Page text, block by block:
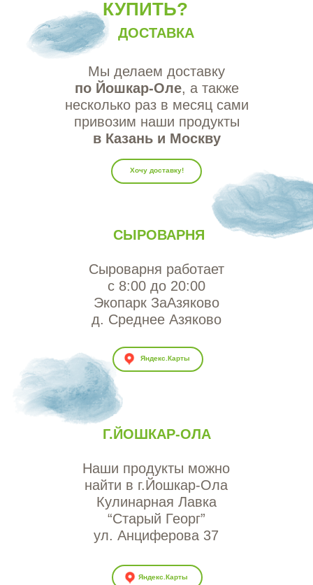
КУПИТЬ?
Г.ЙОШКАР-ОЛА
СЫРОВАРНЯ
ДОСТАВКА
Наши продукты можно
найти в г.Йошкар-Ола
Кулинарная Лавка
“Старый Георг”
ул. Анциферова 37
Сыроварня работает
с 8:00 до 20:00
Экопарк ЗаАзяково
д. Среднее Азяково
Яндекс.Карты
Мы делаем доставку
по Йошкар-Оле, а также
несколько раз в месяц сами
привозим наши продукты
в Казань и Москву
Хочу доставку!
Яндекс.Карты